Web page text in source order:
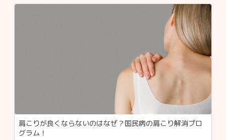
肩こりが良くならないのはなぜ？国民病の肩こり解消プロ
グラム！